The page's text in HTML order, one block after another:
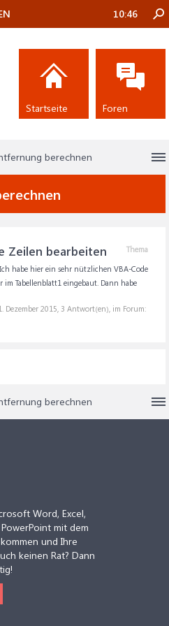
berechnen
Thema
Zeilen bearbeiten
habe hier ein sehr nützlichen VBA-Code
Tabellenblatt1 eingebaut. Dann habe
Dezember 2015, 3 Antwort(en), im Forum:
berechnen
10:46
Startseite Foren
Word, Excel,
mit dem
und Ihre
keinen Rat? Dann